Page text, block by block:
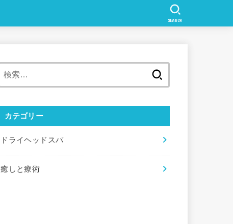
SEARCH
カテゴリー
ドライヘッドスパ
癒しと療術